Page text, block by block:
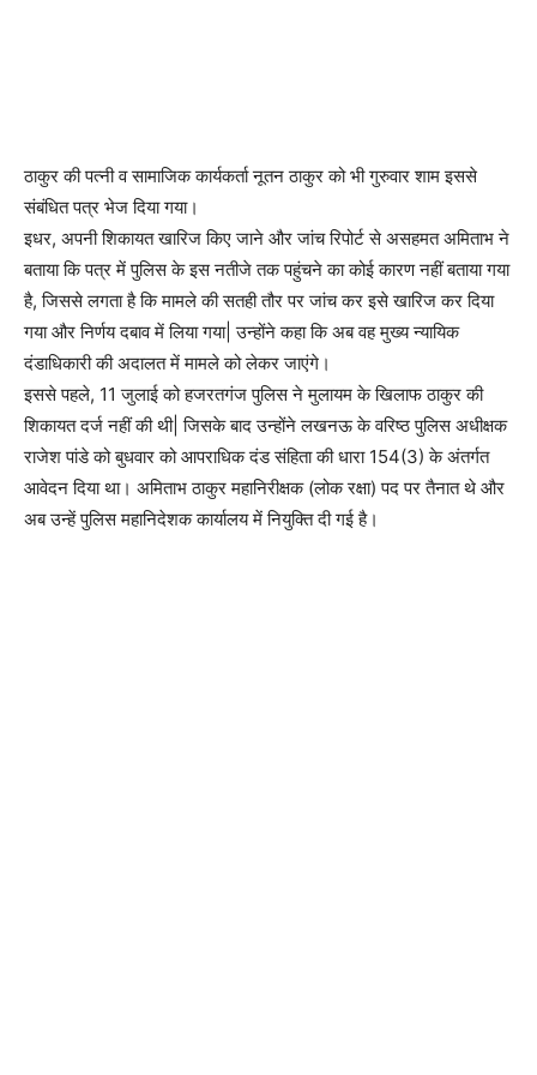
ठाकुर की पत्नी व सामाजिक कार्यकर्ता नूतन ठाकुर को भी गुरुवार शाम इससे
संबंधित पत्र भेज दिया गया।
इधर, अपनी शिकायत खारिज किए जाने और जांच रिपोर्ट से असहमत अमिताभ ने
बताया कि पत्र में पुलिस के इस नतीजे तक पहुंचने का कोई कारण नहीं बताया गया
है, जिससे लगता है कि मामले की सतही तौर पर जांच कर इसे खारिज कर दिया
गया और निर्णय दबाव में लिया गया| उन्होंने कहा कि अब वह मुख्य न्यायिक
दंडाधिकारी की अदालत में मामले को लेकर जाएंगे।
इससे पहले, 11 जुलाई को हजरतगंज पुलिस ने मुलायम के खिलाफ ठाकुर की
शिकायत दर्ज नहीं की थी| जिसके बाद उन्होंने लखनऊ के वरिष्ठ पुलिस अधीक्षक
राजेश पांडे को बुधवार को आपराधिक दंड संहिता की धारा 154(3) के अंतर्गत
आवेदन दिया था। अमिताभ ठाकुर महानिरीक्षक (लोक रक्षा) पद पर तैनात थे और
अब उन्हें पुलिस महानिदेशक कार्यालय में नियुक्ति दी गई है।